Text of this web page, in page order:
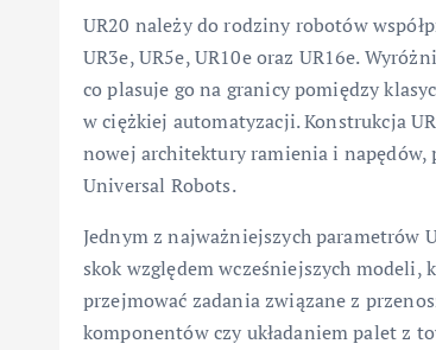
UR20 należy do rodziny robotów
UR3e, UR5e, UR10e oraz UR16e.
co plasuje go na granicy pomiędzy
w ciężkiej automatyzacji. Konstrukcja
nowej architektury ramienia i napędów,
Universal Robots.
Jednym z najważniejszych parametrów
skok względem wcześniejszych modeli,
przejmować zadania związane z
komponentów czy układaniem palet z